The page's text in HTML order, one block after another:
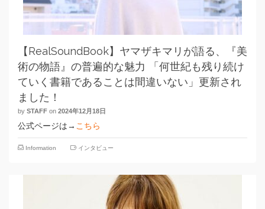
【RealSoundBook】ヤマザキマリが語る、『美
術の物語』の普遍的な魅力 「何世紀も残り続け
ていく書籍であることは間違いない」更新され
ました！
by STAFF on 2024年12月18日
公式ページは→ こちら
Information インタビュー